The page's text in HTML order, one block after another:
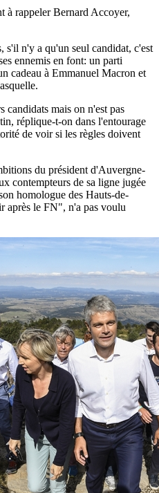
à rappeler Bernard Accoyer,
s'il n'y a qu'un seul candidat, c'est
ennemis en font: un parti
cadeau à Emmanuel Macron et
mais on n'est pas
réplique-t-on dans l'entourage
de voir si les règles doivent
du président d'Auvergne-
contempteurs de sa ligne jugée
homologue des Hauts-de-
après le FN", n'a pas voulu